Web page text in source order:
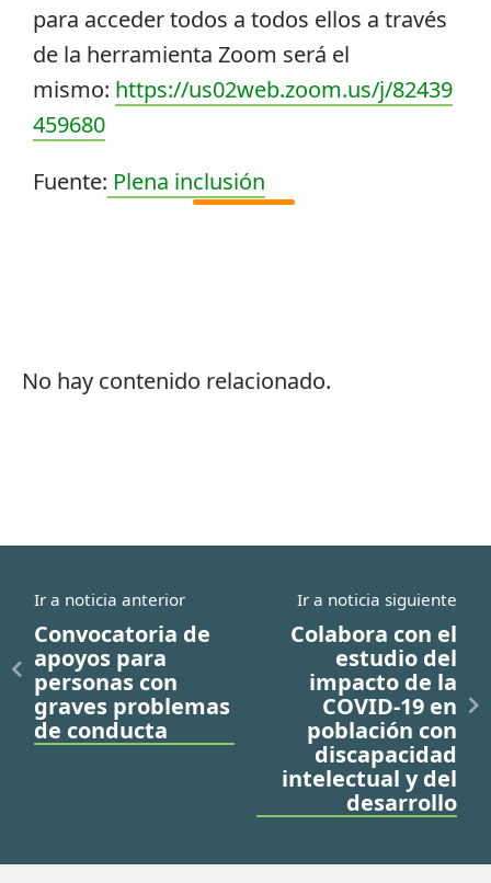
para acceder todos a todos ellos a través
de la herramienta Zoom será el
mismo: https://us02web.zoom.us/j/82439
459680
Fuente: Plena inclusión
No hay contenido relacionado.
Ir a noticia anterior
Convocatoria de
apoyos para
personas con
graves problemas
de conducta
Ir a noticia siguiente
Colabora con el
estudio del
impacto de la
COVID-19 en
población con
discapacidad
intelectual y del
desarrollo